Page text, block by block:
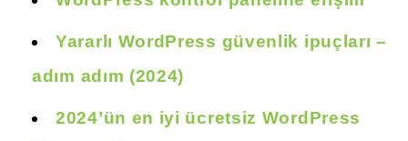
Yararlı WordPress güvenlik ipuçları –
adım adım (2024)
2024’ün en iyi ücretsiz WordPress